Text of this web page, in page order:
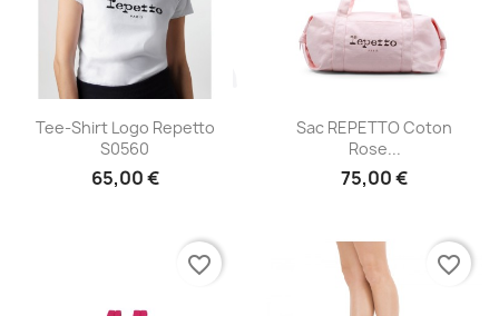
Aperçu rapide
Tee-Shirt Logo Repetto
S0560
65,00 €
Aperçu rapide
Sac REPETTO Coton
Rose...
75,00 €
favorite_border favorite_border